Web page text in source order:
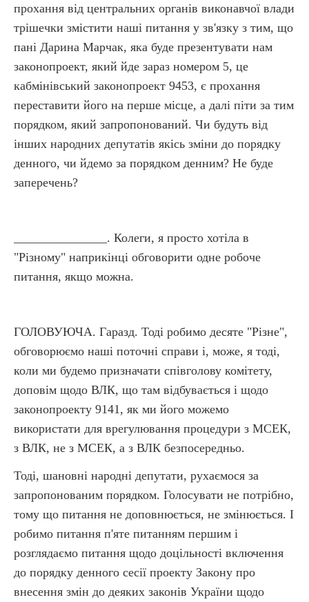
прохання від центральних органів виконавчої влади
трішечки змістити наші питання у зв'язку з тим, що
пані Дарина Марчак, яка буде презентувати нам
законопроект, який йде зараз номером 5, це
кабмінівський законопроект 9453, є прохання
переставити його на перше місце, а далі піти за тим
порядком, який запропонований. Чи будуть від
інших народних депутатів якісь зміни до порядку
денного, чи йдемо за порядком денним? Не буде
заперечень?
_______________. Колеги, я просто хотіла в
"Різному" наприкінці обговорити одне робоче
питання, якщо можна.
ГОЛОВУЮЧА. Гаразд. Тоді робимо десяте "Різне",
обговорюємо наші поточні справи і, може, я тоді,
коли ми будемо призначати співголову комітету,
доповім щодо ВЛК, що там відбувається і щодо
законопроекту 9141, як ми його можемо
використати для врегулювання процедури з МСЕК,
з ВЛК, не з МСЕК, а з ВЛК безпосередньо.
Тоді, шановні народні депутати, рухаємося за
запропонованим порядком. Голосувати не потрібно,
тому що питання не доповнюється, не змінюється. І
робимо питання п'яте питанням першим і
розглядаємо питання щодо доцільності включення
до порядку денного сесії проекту Закону про
внесення змін до деяких законів України щодо